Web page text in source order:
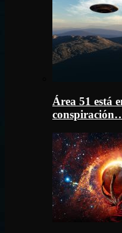
Área 51 está